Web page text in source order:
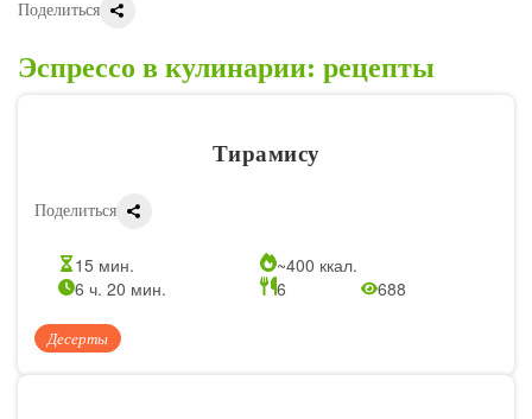
Поделиться
Эспрессо в кулинарии: рецепты
Тирамису
Поделиться
15 мин.
~400 ккал.
6 ч. 20 мин.
6 688
Десерты